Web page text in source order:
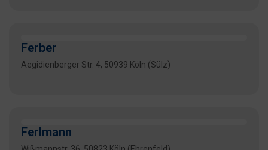
Ferber
Aegidienberger Str. 4, 50939 Köln (Sülz)
Ferlmann